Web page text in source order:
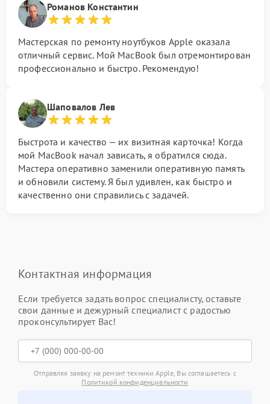
Романов Константин
Мастерская по ремонту ноутбуков Apple оказала
отличный сервис. Мой MacBook был отремонтирован
профессионально и быстро. Рекомендую!
Шаповалов Лев
Быстрота и качество — их визитная карточка! Когда
мой MacBook начал зависать, я обратился сюда.
Мастера оперативно заменили оперативную память
и обновили систему. Я был удивлен, как быстро и
качественно они справились с задачей.
Контактная информация
Если требуется задать вопрос специалисту, оставьте
свои данные и дежурный специалист с радостью
проконсультирует Вас!
Отправляя заявку на ремонт техники Apple, Вы соглашаетесь с
Политикой конфиденциальности